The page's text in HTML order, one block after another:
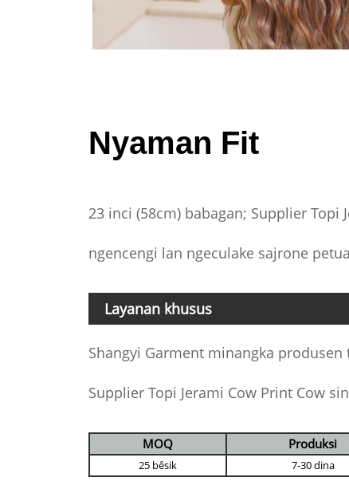
Nyaman Fit
23 inci (58cm) babagan; Supplier
ngencengi lan ngeculake sajrone
Layanan khusus
Shangyi Garment minangka
Supplier Topi Jerami Cow Print Cow
MOQ Produksi
25 bêsik 7-30 dina